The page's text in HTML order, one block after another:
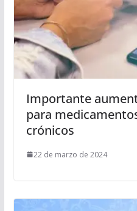
Importante
para
crónicos
22 de marzo de 2024